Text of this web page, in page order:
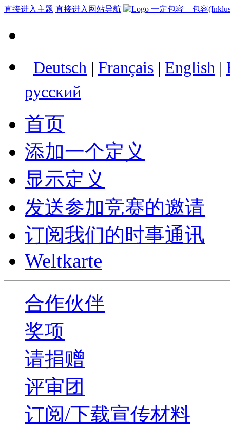
直接进入主题 直接进入网站导航
Deutsch | Français | English |
русский
首页
添加一个定义
显示定义
发送参加竞赛的邀请
订阅我们的时事通讯
Weltkarte
合作伙伴
奖项
请捐赠
评审团
订阅/下载宣传材料